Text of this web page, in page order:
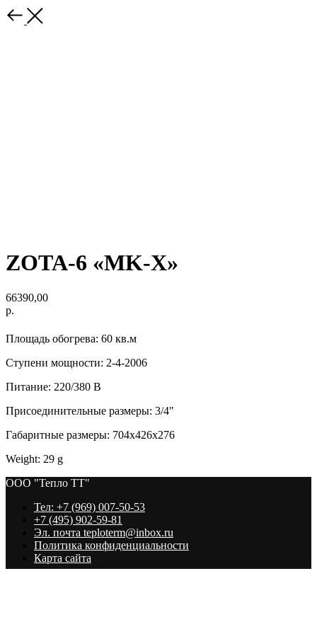
ZOTA-6 «MK-X»
66390,00
р.
Площадь обогрева: 60 кв.м
Cтупени мощности: 2-4-2006
Питание: 220/380 В
Присоединительные размеры: 3/4"
Габаритные размеры: 704x426х276
Weight: 29 g
ООО "Тепло ТТ"
Тел: +7 (969) 007-50-53
+7 (495) 902-59-81
Эл. почта teploterm@inbox.ru
Политика конфиденциальности
Карта сайта